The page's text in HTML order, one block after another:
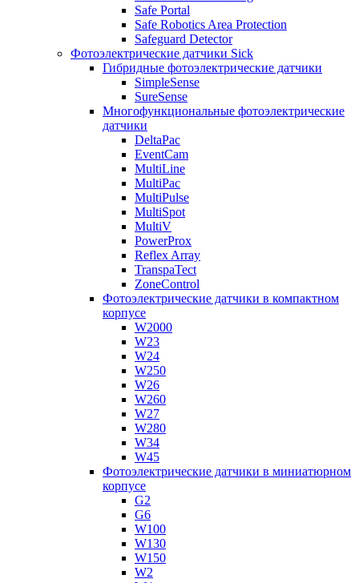
Safe Portal
Safe Robotics Area Protection
Safeguard Detector
Фотоэлектрические датчики Sick
Гибридные фотоэлектрические датчики
SimpleSense
SureSense
Многофункциональные фотоэлектрические
датчики
DeltaPac
EventCam
MultiLine
MultiPac
MultiPulse
MultiSpot
MultiV
PowerProx
Reflex Array
TranspaTect
ZoneControl
Фотоэлектрические датчики в компактном
корпусе
W2000
W23
W24
W250
W26
W260
W27
W280
W34
W45
Фотоэлектрические датчики в миниатюрном
корпусе
G2
G6
W100
W130
W150
W2